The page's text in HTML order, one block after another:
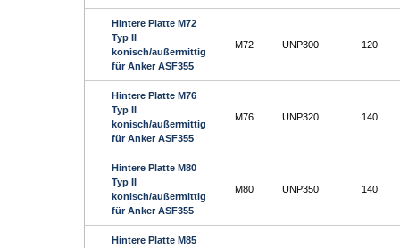
Hintere Platte M72
Typ II
konisch/außermittig
für Anker ASF355
M72 UNP300 120
Hintere Platte M76
Typ II
konisch/außermittig
für Anker ASF355
M76 UNP320 140
Hintere Platte M80
Typ II
konisch/außermittig
für Anker ASF355
M80 UNP350 140
Hintere Platte M85